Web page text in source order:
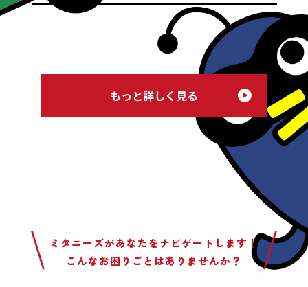
もっと詳しく見る
ミタニーズがあなたをナビゲートします！
こんなお困りごとはありませんか？